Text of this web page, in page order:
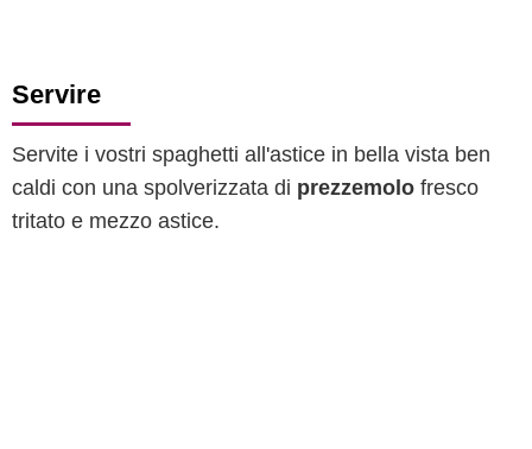
Servire
Servite i vostri spaghetti all'astice in bella vista ben
caldi con una spolverizzata di prezzemolo fresco
tritato e mezzo astice.